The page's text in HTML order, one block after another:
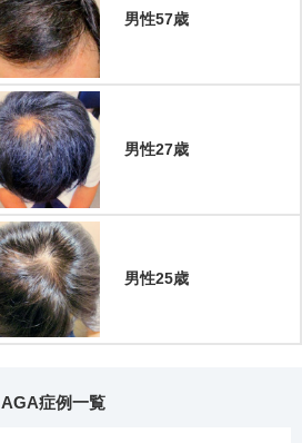
男性57歳
男性27歳
男性25歳
AGA症例一覧